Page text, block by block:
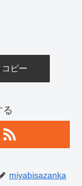
コピー
る
miyabisazanka